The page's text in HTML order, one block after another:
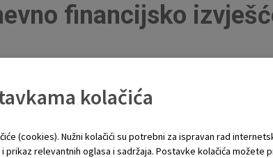
financijsko
kolačića
(cookies). Nužni kolačići su potrebni za ispravan rad
relevantnih oglasa i sadržaja. Postavke kolačića možete